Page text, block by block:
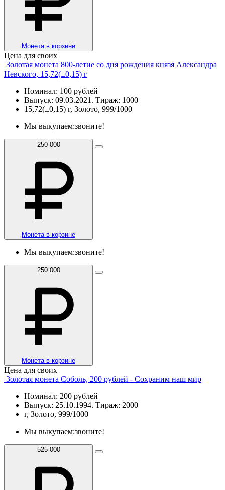
Монета в корзине
Цена для своих
Золотая монета 800-летие со дня рождения князя Александра
Невского, 15,72(±0,15) г
Номинал: 100 рублей
Выпуск: 09.03.2021. Тираж: 1000
15,72(±0,15) г, Золото, 999/1000
Мы выкупаем:звоните!
250 000
Монета в корзине
Мы выкупаем:звоните!
250 000
Монета в корзине
Цена для своих
Золотая монета Соболь, 200 рублей - Сохраним наш мир
Номинал: 200 рублей
Выпуск: 25.10.1994. Тираж: 2000
г, Золото, 999/1000
Мы выкупаем:звоните!
525 000